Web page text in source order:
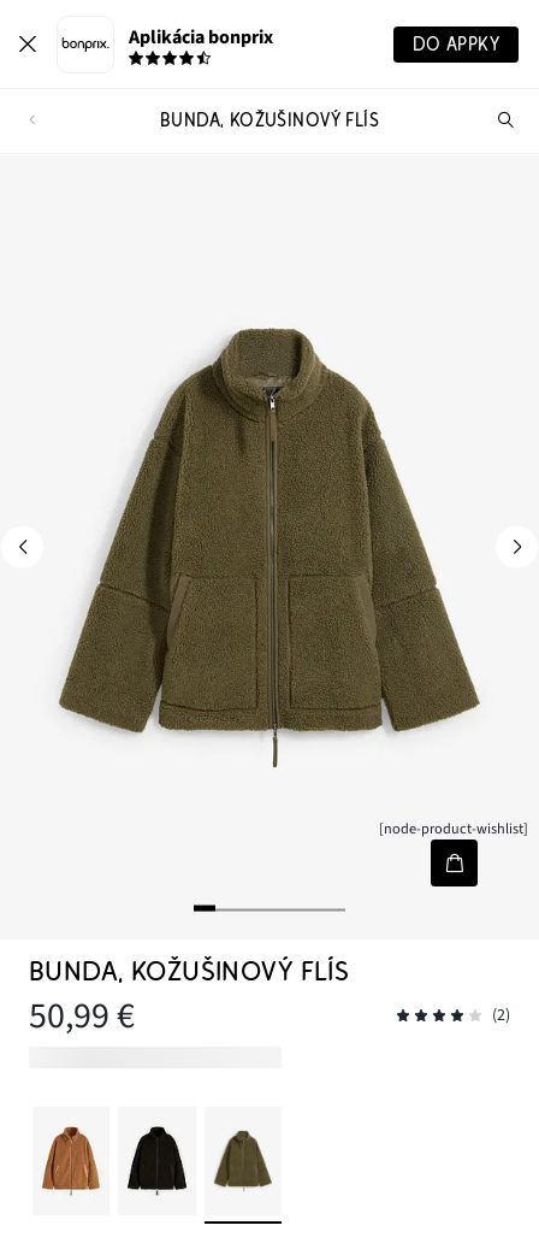
Aplikácia bonprix DO APPKY
BUNDA, KOŽUŠINOVÝ FLÍS
[node-product-wishlist]
BUNDA, KOŽUŠINOVÝ FLÍS
50,99 € (2)